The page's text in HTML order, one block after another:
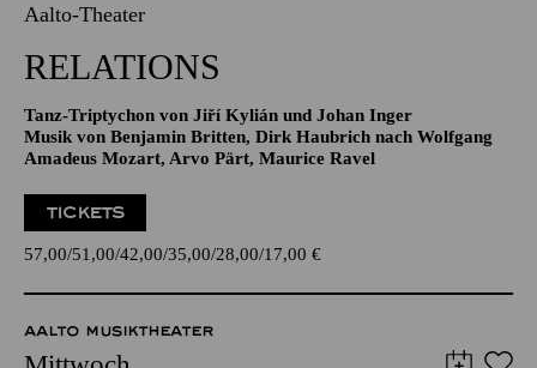
04.10.2026
18:00 - 20:00
RELATIONS
Musik von Benjamin Britten, Dirk Haubrich nach Wolfgang
Amadeus Mozart, Arvo Pärt, Maurice Ravel
57,00 51,00 42,00 35,00